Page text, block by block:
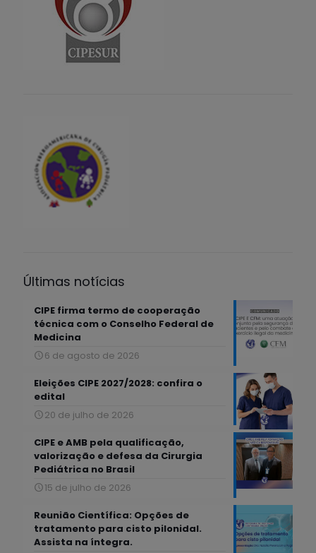
Últimas notícias
CIPE firma termo de cooperação
técnica com o Conselho Federal de
Medicina
6 de agosto de 2026
Eleições CIPE 2027/2028: confira o
edital
20 de julho de 2026
CIPE e AMB pela qualificação,
valorização e defesa da Cirurgia
Pediátrica no Brasil
15 de julho de 2026
Reunião Científica: Opções de
tratamento para cisto pilonidal.
Assista na íntegra.